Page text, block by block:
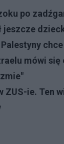
po
jeszcze
mówi się
ZUS-ie. Ten